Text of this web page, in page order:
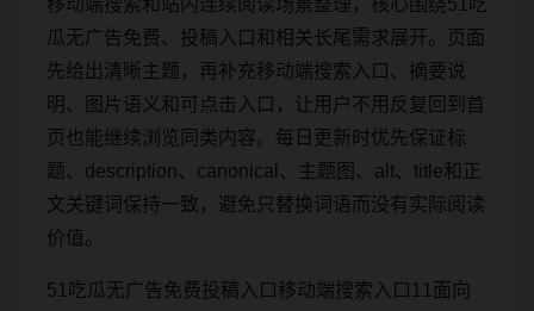
瓜无广告免费、投稿入口和相关长尾需求展开。页面
先给出清晰主题，再补充移动端搜索入口、摘要说
明、图片语义和可点击入口，让用户不用反复回到首
页也能继续浏览同类内容。每日更新时优先保证标
题、description、canonical、主题图、alt、title和正
文关键词保持一致，避免只替换词语而没有实际阅读
价值。
51吃瓜无广告免费投稿入口移动端搜索入口11面向